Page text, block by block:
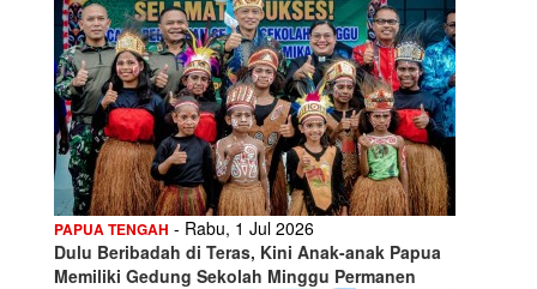
PAPUA TENGAH - Rabu, 1 Jul 2026
Dulu Beribadah di Teras, Kini Anak-anak Papua
Memiliki Gedung Sekolah Minggu Permanen